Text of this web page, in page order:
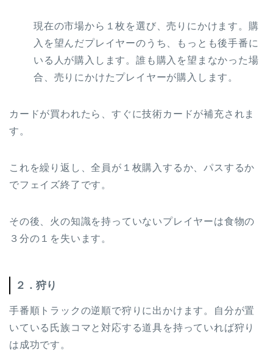
現在の市場から１枚を選び、売りにかけます。購
入を望んだプレイヤーのうち、もっとも後手番に
いる人が購入します。誰も購入を望まなかった場
合、売りにかけたプレイヤーが購入します。
カードが買われたら、すぐに技術カードが補充されま
す。
これを繰り返し、全員が１枚購入するか、パスするか
でフェイズ終了です。
その後、火の知識を持っていないプレイヤーは食物の
３分の１を失います。
２．狩り
手番順トラックの逆順で狩りに出かけます。自分が置
いている氏族コマと対応する道具を持っていれば狩り
は成功です。